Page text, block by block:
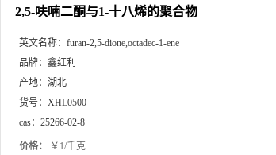
2,5-呋喃二酮与1-十八烯的聚合物
英文名称： furan-2,5-dione,octadec-1-ene
品牌： 鑫红利
产地： 湖北
货号： XHL0500
cas： 25266-02-8
价格： ￥1/千克